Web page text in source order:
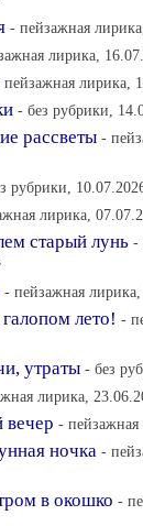
- пейзажная
лирика,
пейзажная лирика,
- без рубрики,
рассветы -
рубрики,
лирика,
старый лунь -
- пейзажная
лето! -
утраты - без
лирика,
вечер - пейзажная
ночка -
в окошко -